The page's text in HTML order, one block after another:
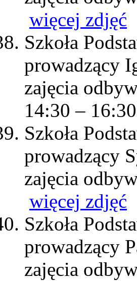
więcej zdjęć
Szkoła
prowadzący
zajęcia
14:30 – 16:30
Szkoła
prowadzący
zajęcia
więcej zdjęć
Szkoła
prowadzący
zajęcia